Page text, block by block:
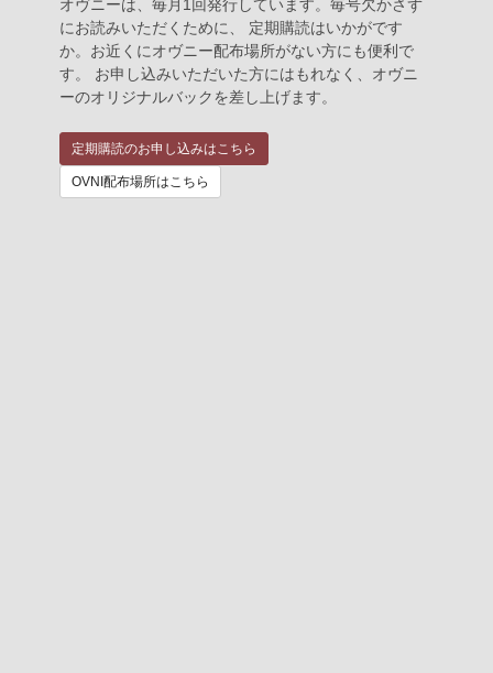
オヴニーは、毎月1回発行しています。毎号欠かさず
にお読みいただくために、 定期購読はいかがです
か。お近くにオヴニー配布場所がない方にも便利で
す。 お申し込みいただいた方にはもれなく、オヴニ
ーのオリジナルバックを差し上げます。
定期購読のお申し込みはこちら
OVNI配布場所はこちら